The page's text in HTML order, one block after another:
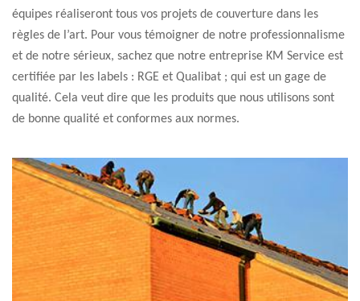
équipes réaliseront tous vos projets de couverture dans les
règles de l’art. Pour vous témoigner de notre professionnalisme
et de notre sérieux, sachez que notre entreprise KM Service est
certifiée par les labels : RGE et Qualibat ; qui est un gage de
qualité. Cela veut dire que les produits que nous utilisons sont
de bonne qualité et conformes aux normes.